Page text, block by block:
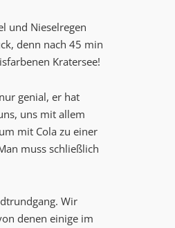
und Nieselregen
denn nach 45 min
Kratersee!
genial, er hat
uns mit allem
mit Cola zu einer
muss schließlich
Wir
denen einige im